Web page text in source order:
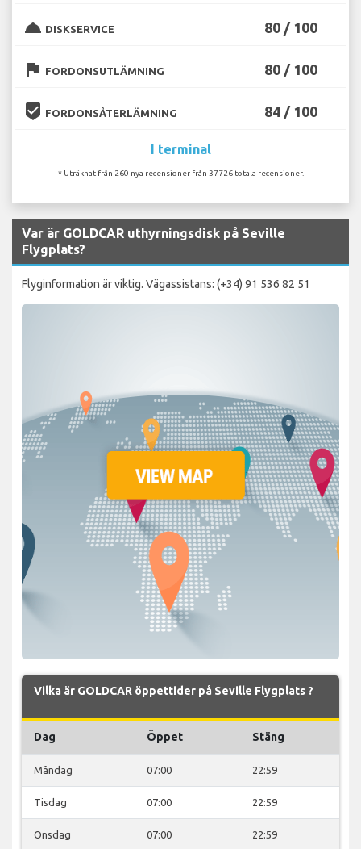
room_service DISKSERVICE 80 / 100
flag FORDONSUTLÄMNING 80 / 100
beenhere FORDONSÅTERLÄMNING 84 / 100
I terminal
* Uträknat från 260 nya recensioner från 37726 totala recensioner.
Var är GOLDCAR uthyrningsdisk på Seville
Flygplats?
Flyginformation är viktig. Vägassistans: (+34) 91 536 82 51
Vilka är GOLDCAR öppettider på Seville Flygplats ?
Dag Öppet Stäng
Måndag 07:00 22:59
Tisdag 07:00 22:59
Onsdag 07:00 22:59